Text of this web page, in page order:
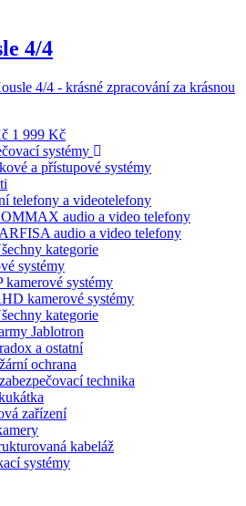
4/4
4/4 - krásné zpracování za krásnou
1 999 Kč
systémy
a přístupové systémy
telefony a videotelefony
audio a video telefony
audio a video telefony
kategorie
systémy
kamerové systémy
kamerové systémy
kategorie
Jablotron
a ostatní
ochrana
technika
zařízení
kabeláž
systémy